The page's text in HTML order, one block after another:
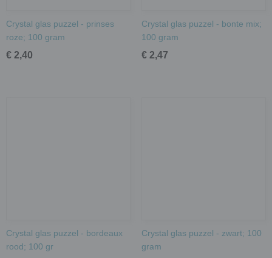
Crystal glas puzzel - prinses
roze; 100 gram
€ 2,40
Crystal glas puzzel - bonte mix;
100 gram
€ 2,47
Crystal glas puzzel - bordeaux
rood; 100 gr
Crystal glas puzzel - zwart; 100
gram